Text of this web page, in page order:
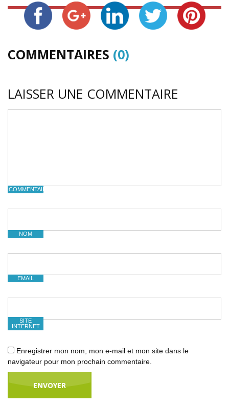
COMMENTAIRES (0)
LAISSER UNE COMMENTAIRE
COMMENTAIRE
NOM
EMAIL
SITE
INTERNET
Enregistrer mon nom, mon e-mail et mon site dans le
navigateur pour mon prochain commentaire.